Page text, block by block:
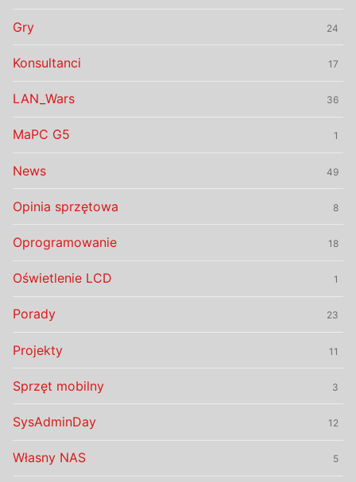
Gry 24
Konsultanci 17
LAN_Wars 36
MaPC G5 1
News 49
Opinia sprzętowa 8
Oprogramowanie 18
Oświetlenie LCD 1
Porady 23
Projekty 11
Sprzęt mobilny 3
SysAdminDay 12
Własny NAS 5